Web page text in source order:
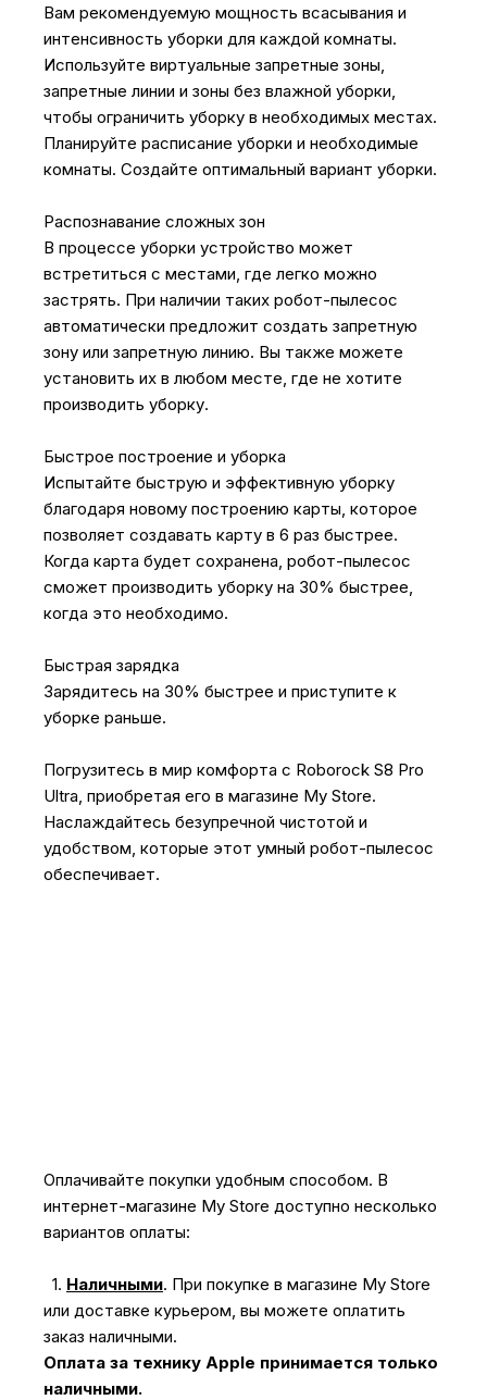
Вам рекомендуемую мощность всасывания и
интенсивность уборки для каждой комнаты.
Используйте виртуальные запретные зоны,
запретные линии и зоны без влажной уборки,
чтобы ограничить уборку в необходимых местах.
Планируйте расписание уборки и необходимые
комнаты. Создайте оптимальный вариант уборки.
Распознавание сложных зон
В процессе уборки устройство может
встретиться с местами, где легко можно
застрять. При наличии таких робот-пылесос
автоматически предложит создать запретную
зону или запретную линию. Вы также можете
установить их в любом месте, где не хотите
производить уборку.
Быстрое построение и уборка
Испытайте быструю и эффективную уборку
благодаря новому построению карты, которое
позволяет создавать карту в 6 раз быстрее.
Когда карта будет сохранена, робот-пылесос
сможет производить уборку на 30% быстрее,
когда это необходимо.
Быстрая зарядка
Зарядитесь на 30% быстрее и приступите к
уборке раньше.
Погрузитесь в мир комфорта с Roborock S8 Pro
Ultra, приобретая его в магазине My Store.
Наслаждайтесь безупречной чистотой и
удобством, которые этот умный робот-пылесос
обеспечивает.
Оплачивайте покупки удобным способом. В
интернет-магазине My Store доступно несколько
вариантов оплаты:
1. Наличными. При покупке в магазине My Store
или доставке курьером, вы можете оплатить
заказ наличными.
Оплата за технику Apple принимается только
наличными.